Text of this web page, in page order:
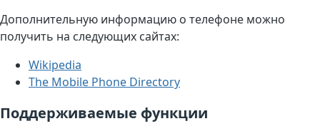
Дополнительную информацию о телефоне можно
получить на следующих сайтах:
Wikipedia
The Mobile Phone Directory
Поддерживаемые функции